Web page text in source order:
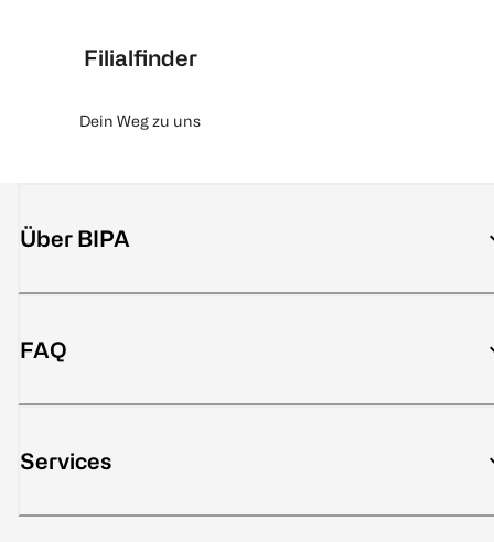
Filialfinder
Dein Weg zu uns
Über BIPA
FAQ
Services